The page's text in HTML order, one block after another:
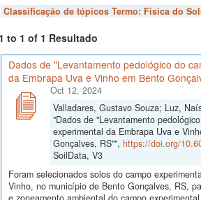
Classificação de tópicos Termo: Física do
to 1 of 1 Resultado
Dados de "Levantamento pedológico do
da Embrapa Uva e Vinho em Bento
Oct 12, 2024
Valladares, Gustavo Souza; Luz,
"Dados de "Levantamento
experimental da Embrapa Uva e
Gonçalves, RS"", https://doi.org/
SoilData, V3
Foram selecionados solos do campo
Vinho, no município de Bento Gonçalves, RS,